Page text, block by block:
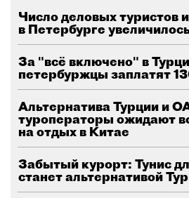
Число деловых туристов
в Петербурге
За "всё включено" в
петербуржцы заплатят
Альтернатива Турции и
туроператоры ожидают
на отдых в Китае
Забытый курорт: Тунис
станет альтернативой